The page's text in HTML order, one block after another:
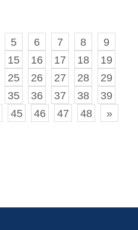
5 6 7 8
9
15 16 17 18
19
25 26 27 28
29
35 36 37 38
39
45 46 47 48 »